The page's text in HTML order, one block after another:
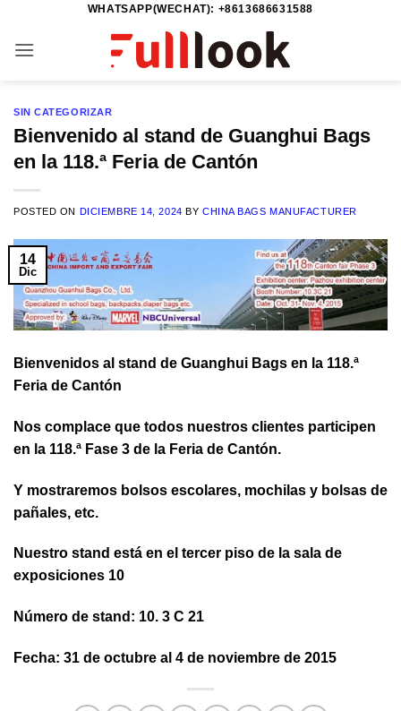
contenido
WHATSAPP(WECHAT): +8613686631588
SIN CATEGORIZAR
Bienvenido al stand de Guanghui Bags
en la 118.ª Feria de Cantón
POSTED ON DICIEMBRE 14, 2024 BY CHINA BAGS MANUFACTURER
14
Dic
Bienvenidos al stand de Guanghui Bags en la 118.ª
Feria de Cantón
Nos complace que todos nuestros clientes participen
en la 118.ª Fase 3 de la Feria de Cantón.
Y mostraremos bolsos escolares, mochilas y bolsas de
pañales, etc.
Nuestro stand está en el tercer piso de la sala de
exposiciones 10
Número de stand: 10. 3 C 21
Fecha: 31 de octubre al 4 de noviembre de 2015